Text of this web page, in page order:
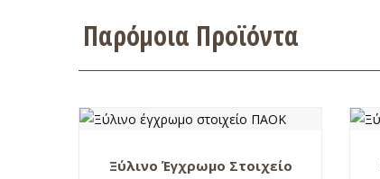
Παρόμοια Προϊόντα
Ξύλινο Έγχρωμο Στοιχείο